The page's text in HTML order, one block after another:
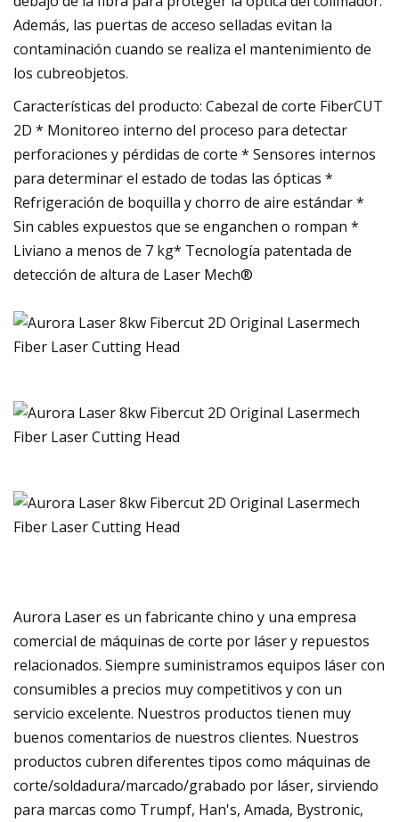
Además, las puertas de acceso selladas evitan la
contaminación cuando se realiza el mantenimiento de
los cubreobjetos.
Características del producto: Cabezal de corte FiberCUT
2D * Monitoreo interno del proceso para detectar
perforaciones y pérdidas de corte * Sensores internos
para determinar el estado de todas las ópticas *
Refrigeración de boquilla y chorro de aire estándar *
Sin cables expuestos que se enganchen o rompan *
Liviano a menos de 7 kg* Tecnología patentada de
detección de altura de Laser Mech®
Aurora Laser es un fabricante chino y una empresa
comercial de máquinas de corte por láser y repuestos
relacionados. Siempre suministramos equipos láser con
consumibles a precios muy competitivos y con un
servicio excelente. Nuestros productos tienen muy
buenos comentarios de nuestros clientes. Nuestros
productos cubren diferentes tipos como máquinas de
corte/soldadura/marcado/grabado por láser, sirviendo
para marcas como Trumpf, Han's, Amada, Bystronic,